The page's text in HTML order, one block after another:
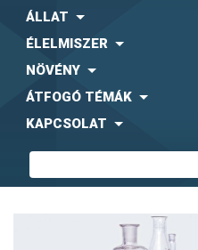
ÁLLAT
ÉLELMISZER
NÖVÉNY
ÁTFOGÓ TÉMÁK
KAPCSOLAT